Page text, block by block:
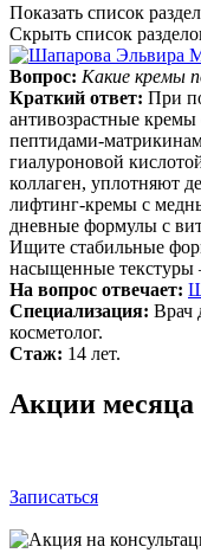
Показать список
Скрыть список
Вопрос: Какие кремы
Краткий ответ: При
антивозрастные
гиалуроновой
коллаген, уплотняют
лифтинг‑кремы с
дневные формулы с
Ищите стабильные
насыщенные текстуры
На вопрос отвечает:
Специализация: Врач
косметолог.
Стаж: 14 лет.
Акции месяца
Записаться